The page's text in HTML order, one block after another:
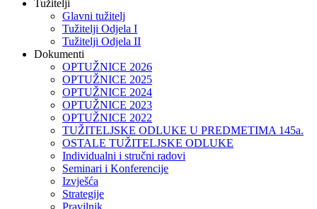
Tužitelji
Glavni tužitelj
Tužitelji Odjela I
Tužitelji Odjela II
Dokumenti
OPTUŽNICE 2026
OPTUŽNICE 2025
OPTUŽNICE 2024
OPTUŽNICE 2023
OPTUŽNICE 2022
TUŽITELJSKE ODLUKE U PREDMETIMA 145a.
OSTALE TUŽITELJSKE ODLUKE
Individualni i stručni radovi
Seminari i Konferencije
Izvješća
Strategije